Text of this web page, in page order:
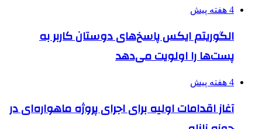
4 هفته پیش
الگوریتم ایکس پاسخ‌های دوستان کاربر به
پست‌ها را اولویت می‌دهد
4 هفته پیش
آغاز اقدامات اولیه برای اجرای پروژه ماهواره‌ای در